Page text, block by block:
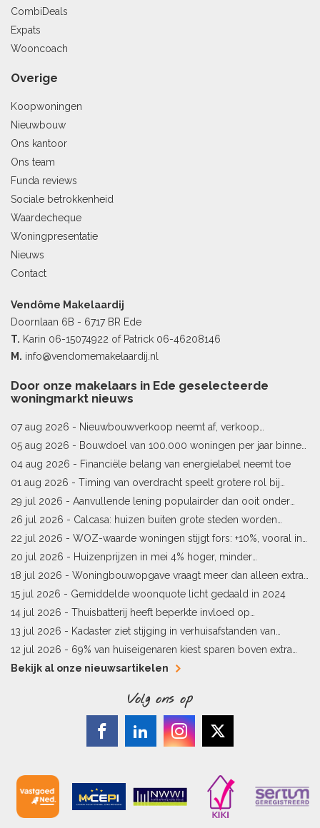
CombiDeals
Expats
Wooncoach
Overige
Koopwoningen
Nieuwbouw
Ons kantoor
Ons team
Funda reviews
Sociale betrokkenheid
Waardecheque
Woningpresentatie
Nieuws
Contact
Vendôme Makelaardij
Doornlaan 6B - 6717 BR Ede
T. Karin 06-15074922 of Patrick 06-46208146
M. info@vendomemakelaardij.nl
Door onze makelaars in Ede geselecteerde
woningmarkt nieuws
07 aug 2026 - Nieuwbouwverkoop neemt af, verkoop
bestaande woningen stijgt
05 aug 2026 - Bouwdoel van 100.000 woningen per jaar binnen
bereik
04 aug 2026 - Financiële belang van energielabel neemt toe
01 aug 2026 - Timing van overdracht speelt grotere rol bij
woningprijs
29 jul 2026 - Aanvullende lening populairder dan ooit onder
starters
26 jul 2026 - Calcasa: huizen buiten grote steden worden
sneller meer waard
22 jul 2026 - WOZ-waarde woningen stijgt fors: +10%, vooral in
Limburg en Pekela
20 jul 2026 - Huizenprijzen in mei 4% hoger, minder
woningverkopen
18 jul 2026 - Woningbouwopgave vraagt meer dan alleen extra
vergunningen
15 jul 2026 - Gemiddelde woonquote licht gedaald in 2024
14 jul 2026 - Thuisbatterij heeft beperkte invloed op
energielabel
13 jul 2026 - Kadaster ziet stijging in verhuisafstanden van
kopers
12 jul 2026 - 69% van huiseigenaren kiest sparen boven extra
hypotheekaflossing
Bekijk al onze nieuwsartikelen
Volg ons op